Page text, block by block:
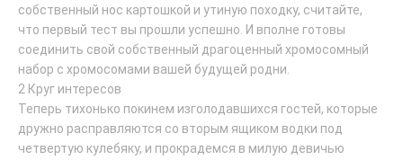
собственный нос картошкой и утиную походку, считайте,
что первый тест вы прошли успешно. И вполне готовы
соединить свой собственный драгоценный хромосомный
набор с хромосомами вашей будущей родни.
2 Круг интересов
Теперь тихонько покинем изголодавшихся гостей, которые
дружно расправляются со вторым ящиком водки под
четвертую кулебяку, и прокрадемся в милую девичью